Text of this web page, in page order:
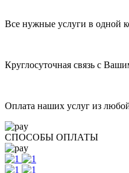
На рынке с 2004 года
заказчиков